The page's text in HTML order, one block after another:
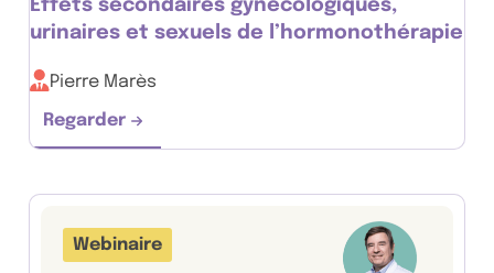
Effets secondaires gynécologiques,
urinaires et sexuels de l’hormonothérapie
Pierre Marès
Regarder
Effets secondaires gynécologiques,
Webinaire